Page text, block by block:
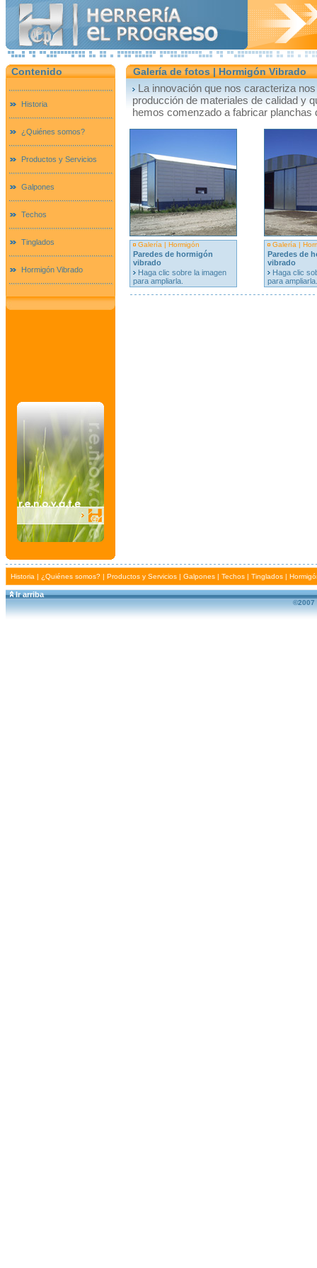
Contenido
Historia
¿Quiénes somos?
Productos y Servicios
Galpones
Techos
Tinglados
Hormigón Vibrado
Galería de fotos | Hormigón Vibrado
La innovación que nos caracteriza
producción de materiales de calidad y
hemos comenzado a fabricar planchas
Galería | Hormigón
Paredes de hormigón
vibrado
Haga clic sobre la imagen
para ampliarla.
Galería |
Paredes de
vibrado
Haga clic
para ampliarla.
Historia | ¿Quiénes somos? | Productos y Servicios | Galpones | Techos | Tinglados |
Ir arriba
©2007